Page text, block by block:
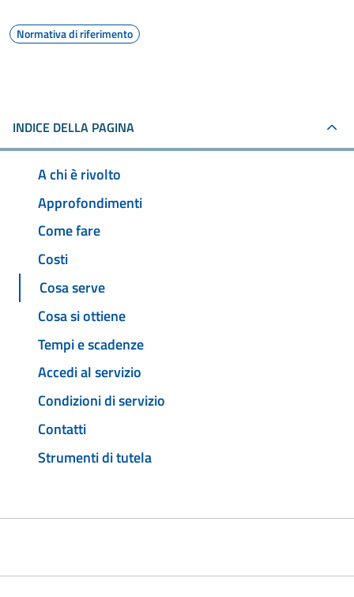
Normativa di riferimento
INDICE DELLA PAGINA
A chi è rivolto
Approfondimenti
Come fare
Costi
Cosa serve
Cosa si ottiene
Tempi e scadenze
Accedi al servizio
Condizioni di servizio
Contatti
Strumenti di tutela